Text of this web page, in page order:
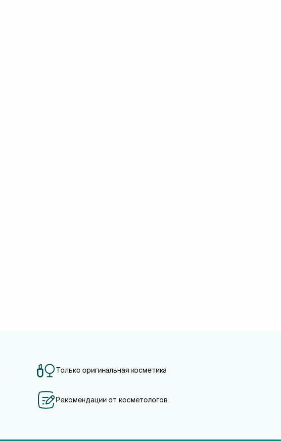
Только оригинальная косметика
Рекомендации от косметологов